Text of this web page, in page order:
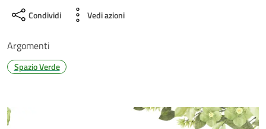
Condividi Vedi azioni
Argomenti
Spazio Verde